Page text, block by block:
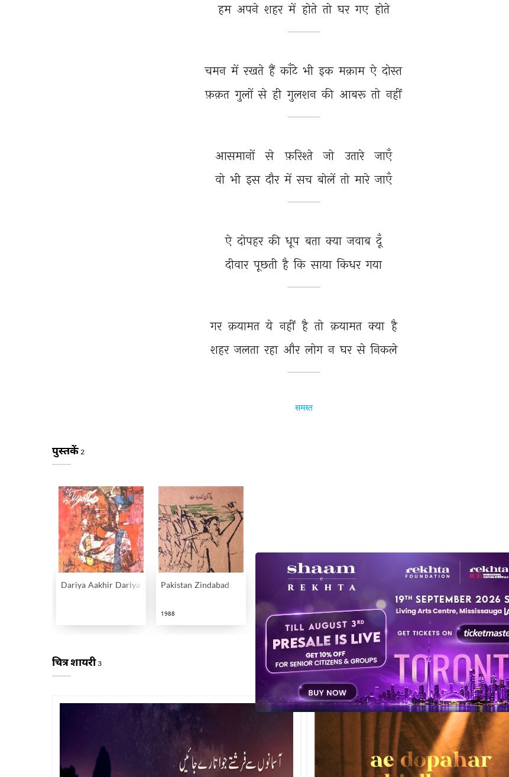
हम अपने शहर में होते तो घर गए होते
चमन में रखते हैं काँटे भी इक मक़ाम ऐ दोस्त
फ़क़त गुलों से ही गुलशन की आबरू तो नहीं
आसमानों से फ़रिश्ते जो उतारे
जाएँ
वो भी इस दौर में सच बोलें तो मारे जाएँ
ऐ दोपहर की धूप बता क्या जवाब दूँ
दीवार पूछती है कि साया किधर गया
गर क़यामत ये नहीं है तो क़यामत क्या है
शहर जलता रहा और लोग न घर से निकले
समस्त
पुस्तकें 2
Dariya Aakhir Dariya Hai Pakistan Zindabad
1988
चित्र शायरी3